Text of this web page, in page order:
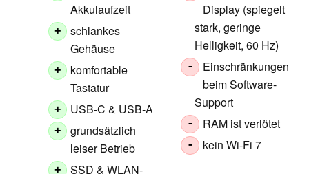
Akkulaufzeit
+
schlankes
Gehäuse
+
komfortable
Tastatur
+ USB-C & USB-A
+
grundsätzlich
leiser Betrieb
+
SSD & WLAN-
Display (spiegelt
stark, geringe
Helligkeit, 60 Hz)
-
Einschränkungen
beim Software-
Support
- RAM ist verlötet
- kein Wi-Fi 7